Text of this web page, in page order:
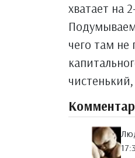
хватает на
чего там